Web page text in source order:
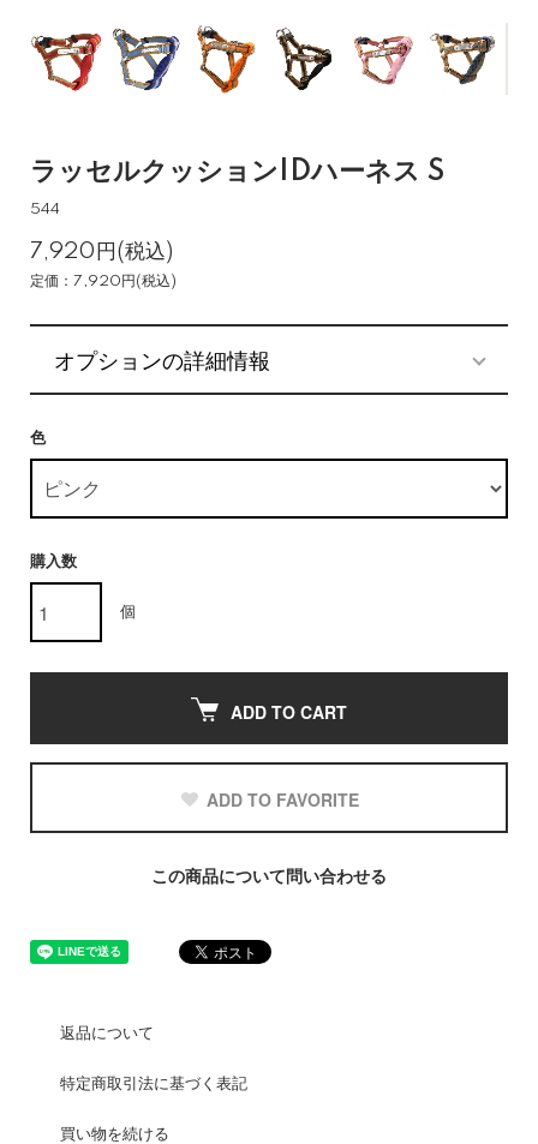
ラッセルクッションIDハーネス S
544
7,920円(税込)
定価：7,920円(税込)
オプションの詳細情報
色
購入数
個
ADD TO CART
ADD TO FAVORITE
この商品について問い合わせる
返品について
特定商取引法に基づく表記
買い物を続ける